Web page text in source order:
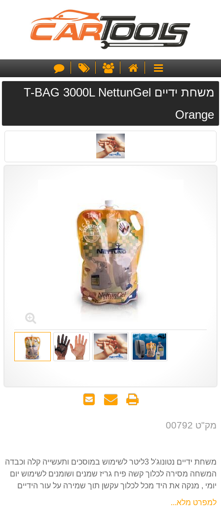
קטגוריותהבית
אודותינומבצעים
קשר
משחת ידיים T-BAG 3000L NettunGel
Orange
שלח
שאל
מק"ט 00792
משחת ידיים נטונוג'ל 3ליטר לשימוש במוסכים ותעשייה קלה וכבדה
המשחה מסירה לכלוך קשה פיח גריז שמנים ושומנים לשימוש יום
יומי , מנקה את היד מכל לכלוך עקשן תוך שמירה על עור הידיים
למפרט מלא...